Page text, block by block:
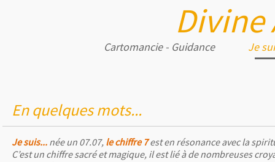
Divine
Cartomancie - Guidance Je
En quelques mots...
Je suis... née un 07.07, le chiffre 7est en résonance avec la
C’est un chiffre sacré et magique, il est lié à de nombreuses